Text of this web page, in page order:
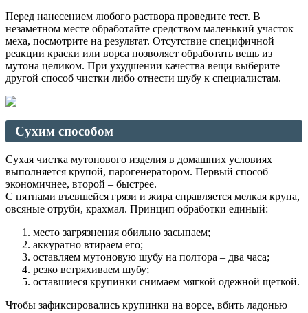
Перед нанесением любого раствора проведите тест. В
незаметном месте обработайте средством маленький участок
меха, посмотрите на результат. Отсутствие специфичной
реакции краски или ворса позволяет обработать вещь из
мутона целиком. При ухудшении качества вещи выберите
другой способ чистки либо отнести шубу к специалистам.
Сухим способом
Сухая чистка мутонового изделия в домашних условиях
выполняется крупой, парогенератором. Первый способ
экономичнее, второй – быстрее.
С пятнами въевшейся грязи и жира справляется мелкая крупа,
овсяные отруби, крахмал. Принцип обработки единый:
место загрязнения обильно засыпаем;
аккуратно втираем его;
оставляем мутоновую шубу на полтора – два часа;
резко встряхиваем шубу;
оставшиеся крупинки снимаем мягкой одежной щеткой.
Чтобы зафиксировались крупинки на ворсе, вбить ладонью